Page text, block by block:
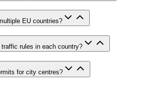
EU countries?
rules in each country?
for city centres?